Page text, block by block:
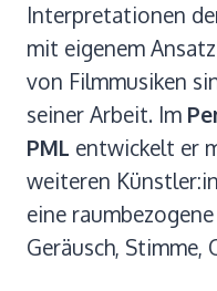
Interpretationen
mit eigenem
von Filmmusiken
seiner Arbeit. Im
PML entwickelt er
weiteren
eine
Geräusch, Stimme,